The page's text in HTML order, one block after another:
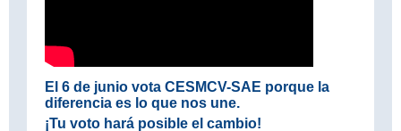
El 6 de junio vota CESMCV-SAE porque la
diferencia es lo que nos une.
¡Tu voto hará posible el cambio!